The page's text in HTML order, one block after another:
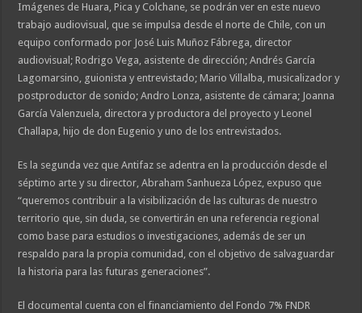
Imágenes de Huara, Pica y Colchane, se podrán ver en este nuevo
trabajo audiovisual, que se impulsa desde el norte de Chile, con un
equipo conformado por José Luis Muñoz Fábrega, director
audiovisual; Rodrigo Vega, asistente de dirección; Andrés García
Lagomarsino, guionista y entrevistado; Mario Villalba, musicalizador y
postproductor de sonido; Andro Lonza, asistente de cámara; Joanna
García Valenzuela, directora y productora del proyecto y Leonel
Challapa, hijo de don Eugenio y uno de los entrevistados.
Es la segunda vez que Antifaz se adentra en la producción desde el
séptimo arte y su director, Abraham Sanhueza López, expuso que
“queremos contribuir a la visibilización de las culturas de nuestro
territorio que, sin duda, se convertirán en una referencia regional
como base para estudios o investigaciones, además de ser un
respaldo para la propia comunidad, con el objetivo de salvaguardar
la historia para las futuras generaciones”.
El documental cuenta con el financiamiento del Fondo 7% FNDR